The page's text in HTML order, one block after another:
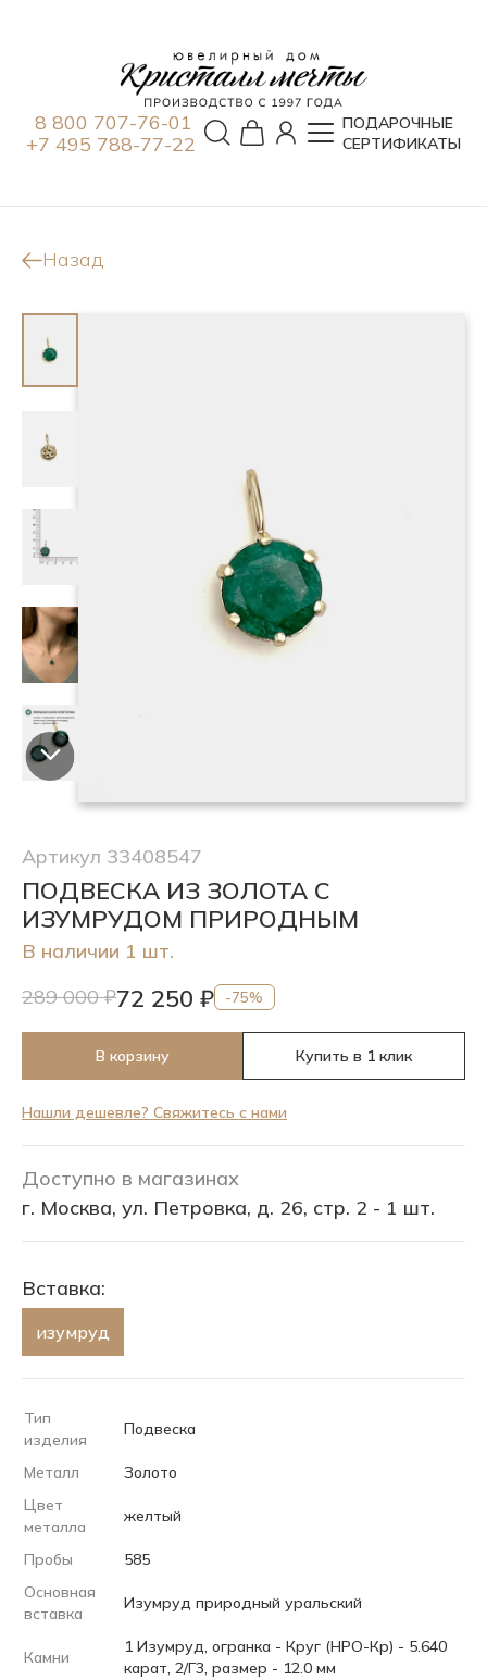
8 800 707-76-01
+7 495 788-77-22
ПОДАРОЧНЫЕ
СЕРТИФИКАТЫ
Назад
Артикул 33408547
ПОДВЕСКА ИЗ ЗОЛОТА С
ИЗУМРУДОМ ПРИРОДНЫМ
В наличии 1 шт.
289 000 ₽72 250 ₽ -75%
В корзину Купить в 1 клик
Нашли дешевле? Свяжитесь с нами
Доступно в магазинах
г. Москва, ул. Петровка, д. 26, стр. 2 - 1 шт.
Вставка:
изумруд
Тип
изделия
Подвеска
Металл
Золото
Цвет
металла
желтый
Пробы
585
Основная
вставка
Изумруд природный уральский
Камни
1 Изумруд, огранка - Круг (НРО-Кр) - 5.640
карат, 2/Г3, размер - 12.0 мм